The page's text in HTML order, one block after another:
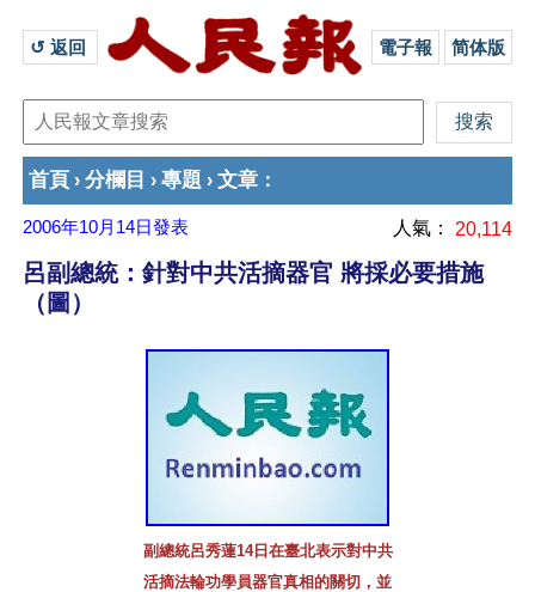
↺ 返回 電子報 简体版
首頁 › 分欄目 › 專題 › 文章 ：
2006年10月14日發表 人氣： 20,114
呂副總統：針對中共活摘器官 將採必要措施
（圖）
副總統呂秀蓮14日在臺北表示對中共
活摘法輪功學員器官真相的關切，並